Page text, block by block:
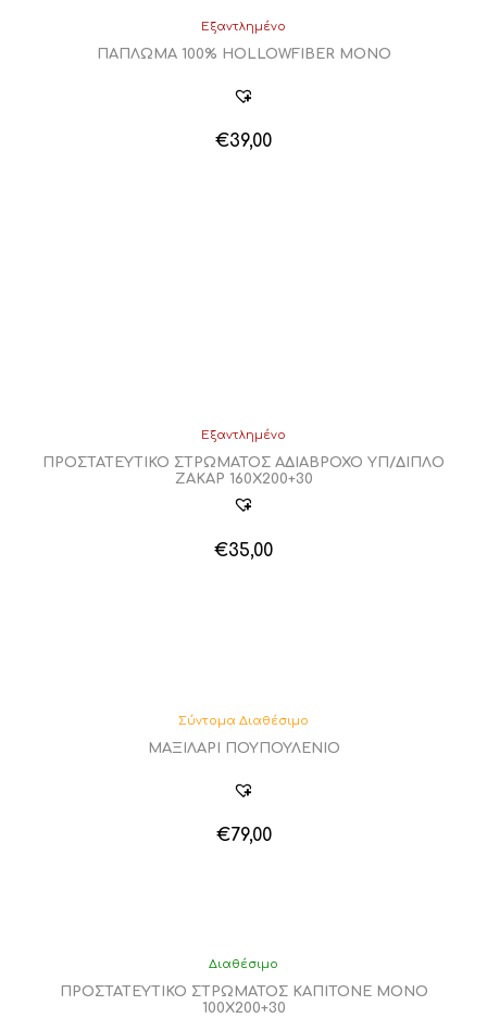
Εξαντλημένο
ΠΑΠΛΩΜΑ 100% HOLLOWFIBER ΜΟΝΟ
€39,00
Εξαντλημένο
ΠΡΟΣΤΑΤΕΥΤΙΚΟ ΣΤΡΩΜΑΤΟΣ ΑΔΙΑΒΡΟΧΟ ΥΠ/ΔΙΠΛΟ
ΖΑΚΑΡ 160Χ200+30
€35,00
Σύντομα Διαθέσιμο
ΜΑΞΙΛΑΡΙ ΠΟΥΠΟΥΛΕΝΙΟ
€79,00
Διαθέσιμο
ΠΡΟΣΤΑΤΕΥΤΙΚΟ ΣΤΡΩΜΑΤΟΣ ΚΑΠΙΤΟΝΕ ΜΟΝΟ
100Χ200+30